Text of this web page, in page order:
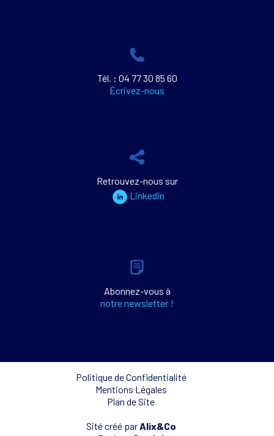
Tél. : 04 77 30 85 60
Écrivez-nous
Retrouvez-nous sur
Linkedin
Abonnez-vous à
notre newsletter !
Politique de Confidentialité
Mentions Légales
Plan de Site
Sité créé parAlix&Co